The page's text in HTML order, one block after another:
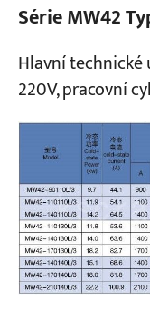
Série MW42
Hlavní technické
220V, pracovní